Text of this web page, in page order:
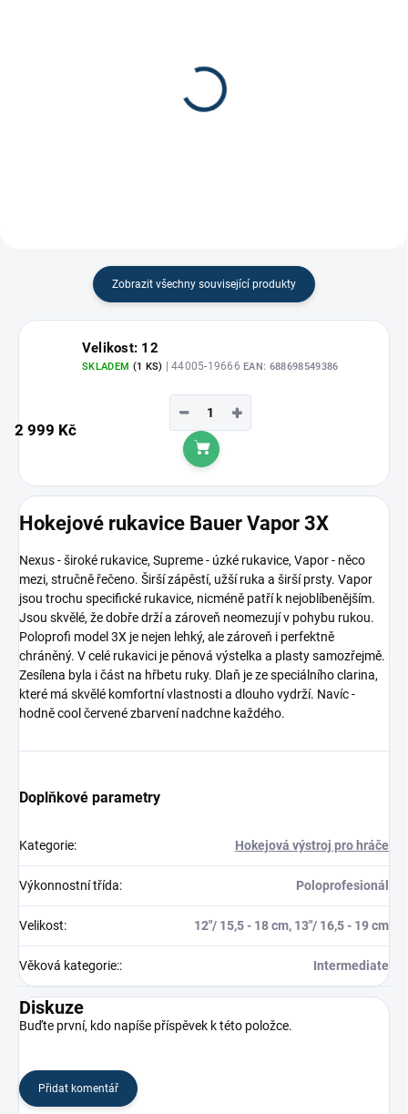
Zobrazit všechny související produkty
Velikost: 12
SKLADEM (1 KS) | 44005-19666EAN: 688698549386
2 999 Kč
+
−
Do košíku
Hokejové rukavice Bauer Vapor 3X
Nexus - široké rukavice, Supreme - úzké rukavice, Vapor - něco
mezi, stručně řečeno. Širší zápěstí, užší ruka a širší prsty. Vapor
jsou trochu specifické rukavice, nicméně patří k nejoblíbenějším.
Jsou skvělé, že dobře drží a zároveň neomezují v pohybu rukou.
Poloprofi model 3X je nejen lehký, ale zároveň i perfektně
chráněný. V celé rukavici je pěnová výstelka a plasty samozřejmě.
Zesílena byla i část na hřbetu ruky. Dlaň je ze speciálního clarina,
které má skvělé komfortní vlastnosti a dlouho vydrží. Navíc -
hodně cool červené zbarvení nadchne každého.
Doplňkové parametry
Kategorie: Hokejová výstroj pro hráče
Výkonnostní třída: Poloprofesionál
Velikost: 12"/ 15,5 - 18 cm, 13"/ 16,5 - 19 cm
Věková kategorie:: Intermediate
Diskuze
Buďte první, kdo napíše příspěvek k této položce.
Přidat komentář